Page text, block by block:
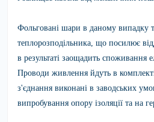
Фольговані шари в даному випадку
теплорозподільника, що посилює
в результаті заощадить споживання
Проводи живлення йдуть в
з'єднання виконані в заводських
випробування опору ізоляції та на